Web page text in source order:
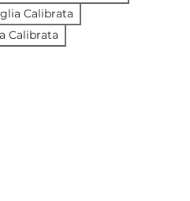
Calibrata
Calibrata